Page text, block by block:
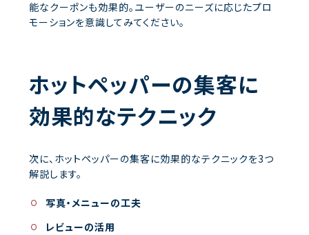
能なクーポンも効果的。ユーザーのニーズに応じたプロ
モーションを意識してみてください。
ホットペッパーの集客に
効果的なテクニック
次に、ホットペッパーの集客に効果的なテクニックを3つ
解説します。
写真・メニューの工夫
レビューの活用